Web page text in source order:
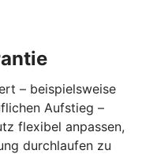
– beispielsweise
Aufstieg –
flexibel anpassen,
durchlaufen zu